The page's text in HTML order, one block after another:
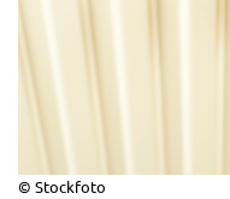
© Stockfoto